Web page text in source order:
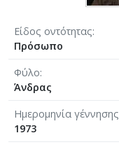
Είδος οντότητας
Πρόσωπο
Φύλο
Άνδρας
Ημερομηνία γέννησης
1973